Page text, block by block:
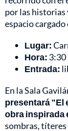
por las historias
espacio
Lugar:
Hora: 3:30
Entrada:
En la Sala
presentará "El
obra inspirada
sombras, títeres